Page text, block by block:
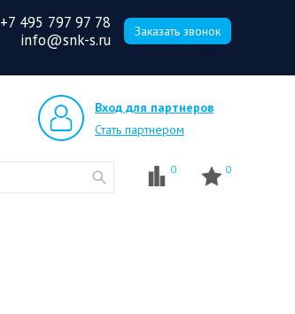
+7 495 797 97 78
info@snk-s.ru
Заказать звонок
Вход для партнеров
Стать партнером
0 0